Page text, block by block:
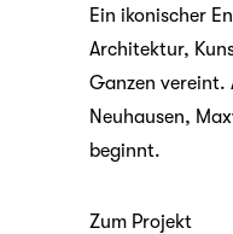
Ein ikonischer
Architektur,
Ganzen vereint.
Neuhausen,
beginnt.
Zum Projekt